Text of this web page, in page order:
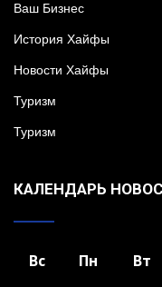
Ваш Бизнес
История Хайфы
Новости Хайфы
Туризм
Туризм
КАЛЕНДАРЬ
Вс Пн Вт